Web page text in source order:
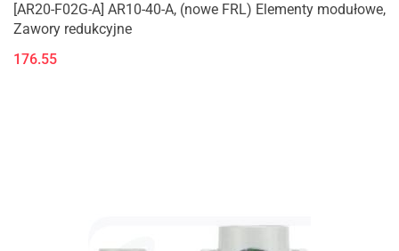
[AR20-F02G-A] AR10-40-A, (nowe FRL) Elementy modułowe,
Zawory redukcyjne
176.55